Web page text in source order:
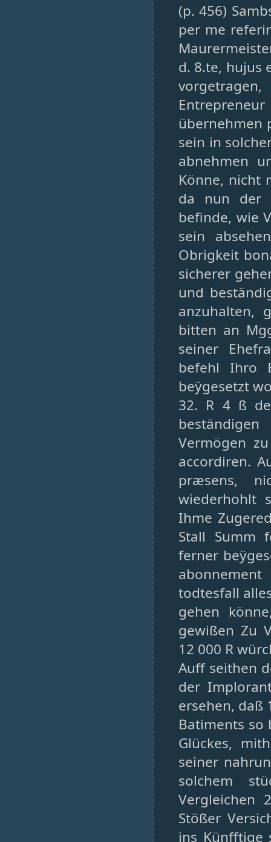
(p. 456)
per me
d. 8.te, hujus
übernehmen
sein in
abnehmen
Könne, nicht
da nun der
befinde, wie
sein
Obrigkeit
sicherer
und
anzuhalten,
bitten an
seiner
befehl Ihro
beÿgesetzt
32. R 4 ß
Vermögen
accordiren.
præsens,
wiederhohlt
Ihme
Stall Summ
ferner
todtesfall
gehen
gewißen Zu
12 000 R
Auff seithen
der
ersehen, daß
Batiments so
Glückes,
seiner
solchem
Vergleichen
Stößer
ins Künfftige